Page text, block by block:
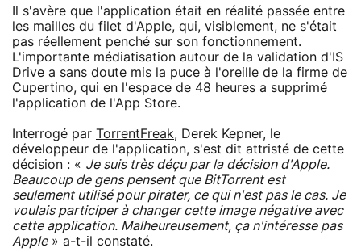
Il s'avère que l'application était en réalité passée entre
les mailles du filet d'Apple, qui, visiblement, ne s'était
pas réellement penché sur son fonctionnement.
L'importante médiatisation autour de la validation d'IS
Drive a sans doute mis la puce à l'oreille de la firme de
Cupertino, qui en l'espace de 48 heures a supprimé
l'application de l'App Store.
Interrogé par TorrentFreak, Derek Kepner, le
développeur de l'application, s'est dit attristé de cette
décision : « Je suis très déçu par la décision d'Apple.
Beaucoup de gens pensent que BitTorrent est
seulement utilisé pour pirater, ce qui n'est pas le cas. Je
voulais participer à changer cette image négative avec
cette application. Malheureusement, ça n'intéresse pas
Apple» a-t-il constaté.